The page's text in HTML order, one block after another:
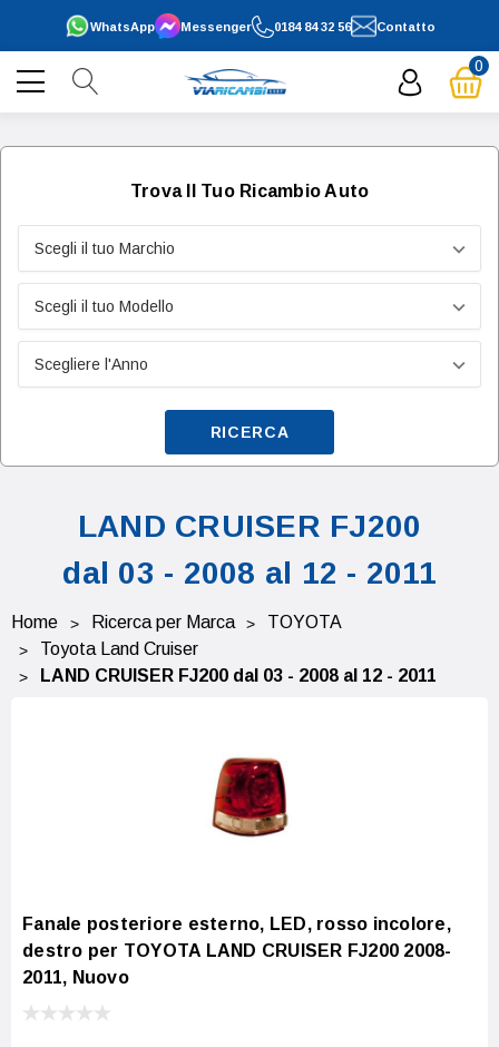
0184 84 32 56
WhatsApp Contatto
Messenger
0
Trova Il Tuo Ricambio Auto
RICERCA
LAND CRUISER FJ200
dal 03 - 2008 al 12 - 2011
Home Ricerca per Marca
TOYOTA
Toyota Land Cruiser
LAND CRUISER FJ200 dal 03 - 2008 al 12 - 2011
Fanale posteriore esterno, LED, rosso incolore,
destro per TOYOTA LAND CRUISER FJ200 2008-
2011, Nuovo